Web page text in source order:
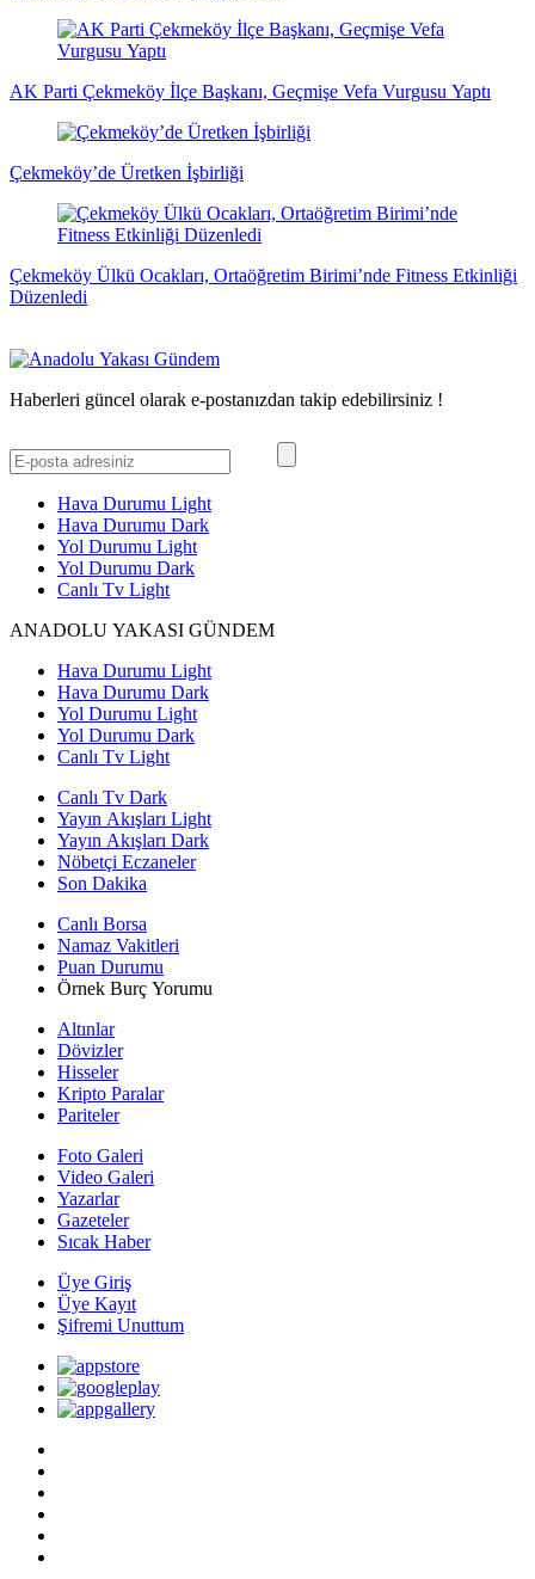
AK Parti Çekmeköy İlçe Başkanı, Geçmişe Vefa Vurgusu Yaptı
Çekmeköy’de Üretken İşbirliği
Çekmeköy Ülkü Ocakları, Ortaöğretim Birimi’nde Fitness Etkinliği
Düzenledi
Haberleri güncel olarak e-postanızdan takip edebilirsiniz !
Hava Durumu Light
Hava Durumu Dark
Yol Durumu Light
Yol Durumu Dark
Canlı Tv Light
ANADOLU YAKASI GÜNDEM
Hava Durumu Light
Hava Durumu Dark
Yol Durumu Light
Yol Durumu Dark
Canlı Tv Light
Canlı Tv Dark
Yayın Akışları Light
Yayın Akışları Dark
Nöbetçi Eczaneler
Son Dakika
Canlı Borsa
Namaz Vakitleri
Puan Durumu
Örnek Burç Yorumu
Altınlar
Dövizler
Hisseler
Kripto Paralar
Pariteler
Foto Galeri
Video Galeri
Yazarlar
Gazeteler
Sıcak Haber
Üye Giriş
Üye Kayıt
Şifremi Unuttum